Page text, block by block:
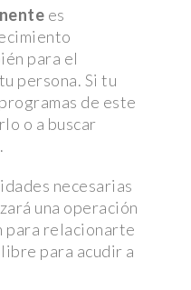
es
para el
persona. Si tu
de este
o a buscar
necesarias
una operación
para relacionarte
para acudir a